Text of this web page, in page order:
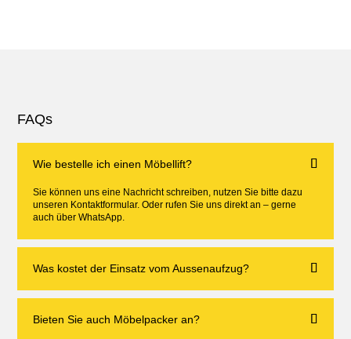
FAQs
Wie bestelle ich einen Möbellift?
Sie können uns eine Nachricht schreiben, nutzen Sie bitte dazu
unseren Kontaktformular. Oder rufen Sie uns direkt an – gerne
auch über WhatsApp.
Was kostet der Einsatz vom Aussenaufzug?
Bieten Sie auch Möbelpacker an?